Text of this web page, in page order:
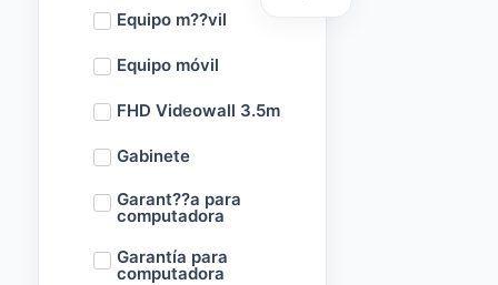
Equipo m??vil
Equipo móvil
FHD Videowall 3.5m
Gabinete
Garant??a para
computadora
Garantía para
computadora